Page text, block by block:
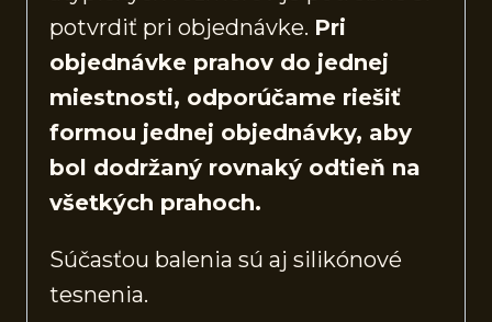
potvrdiť pri objednávke. Pri
objednávke prahov do jednej
miestnosti, odporúčame riešiť
formou jednej objednávky, aby
bol dodržaný rovnaký odtieň na
všetkých prahoch.
Súčasťou balenia sú aj silikónové
tesnenia.